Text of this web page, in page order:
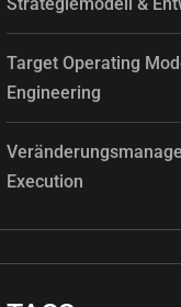
Target Operating
Engineering
Execution